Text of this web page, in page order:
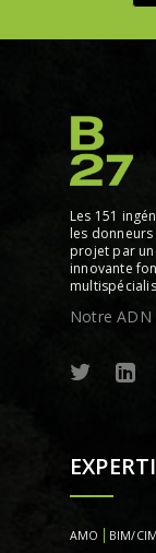
Les 151
les
projet par
innovante
Notre ADN
AMO BIM/